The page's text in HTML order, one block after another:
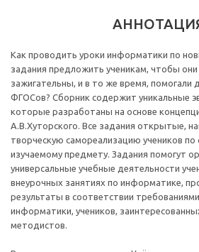
Как проводить уроки информатики по
задания предложить ученикам, чтобы
зажигательны, и в то же время, помогали
ФГОСов? Сборник содержит уникальные
которые разработаны на основе
А.В.Хуторского. Все задания открытые,
творческую самореализацию учеников
изучаемому предмету. Задания помогут
универсальные учебные деятельности
внеурочных занятиях по информатике,
результаты в соответствии
информатики, учеников,
методистов.